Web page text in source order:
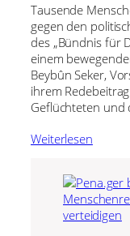
Tausende
gegen den
des „Bündnis für
einem
Beybûn Seker,
ihrem
Geflüchteten und
Weiterlesen